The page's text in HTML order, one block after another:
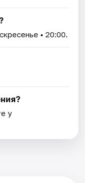
• 20:00.
у